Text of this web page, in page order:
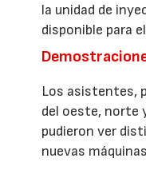
la unidad de
disponible para
Los asistentes,
del oeste, norte
pudieron ver
nuevas